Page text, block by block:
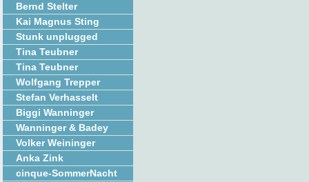
Bernd Stelter
Kai Magnus Sting
Stunk unplugged
Tina Teubner
Tina Teubner
Wolfgang Trepper
Stefan Verhasselt
Biggi Wanninger
Wanninger & Badey
Volker Weininger
Anka Zink
cinque-SommerNacht